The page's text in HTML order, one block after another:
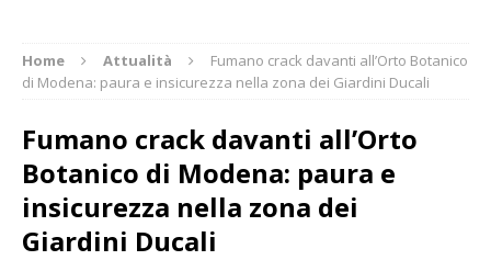
Home Attualità
Fumano crack davanti all’Orto Botanico
di Modena: paura e insicurezza nella zona dei Giardini Ducali
Fumano crack davanti all’Orto
Botanico di Modena: paura e
insicurezza nella zona dei
Giardini Ducali